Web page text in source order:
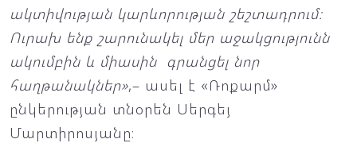
ակտիվության կարևորության շեշտադրում։
Ուրախ ենք շարունակել մեր աջակցությունն
ակումբին և միասին գրանցել նոր
հաղթանակներ»,– ասել է «Ռոքարմ»
ընկերության տնօրեն Սերգեյ
Մարտիրոսյանը։